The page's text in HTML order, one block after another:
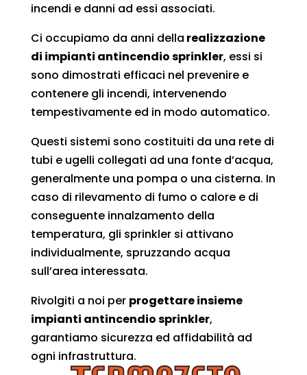
incendi e danni ad essi associati.
Ci occupiamo da anni della realizzazione
di impianti antincendio sprinkler, essi si
sono dimostrati efficaci nel prevenire e
contenere gli incendi, intervenendo
tempestivamente ed in modo automatico.
Questi sistemi sono costituiti da una rete di
tubi e ugelli collegati ad una fonte d’acqua,
generalmente una pompa o una cisterna. In
caso di rilevamento di fumo o calore e di
conseguente innalzamento della
temperatura, gli sprinkler si attivano
individualmente, spruzzando acqua
sull’area interessata.
Rivolgiti a noi per progettare insieme
impianti antincendio sprinkler,
garantiamo sicurezza ed affidabilità ad
ogni infrastruttura.